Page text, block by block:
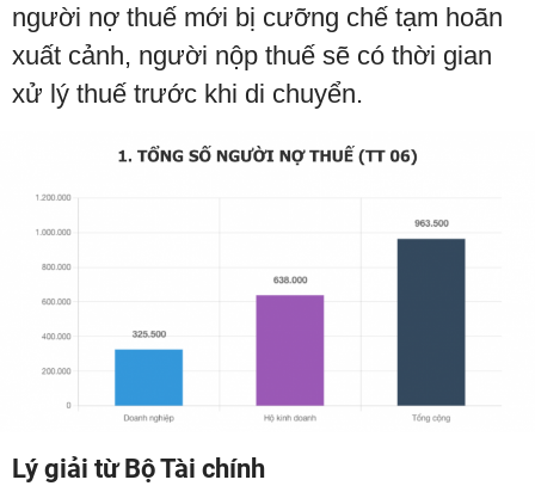
người nợ thuế mới bị cưỡng chế tạm hoãn
xuất cảnh, người nộp thuế sẽ có thời gian
xử lý thuế trước khi di chuyển.
Lý giải từ Bộ Tài chính